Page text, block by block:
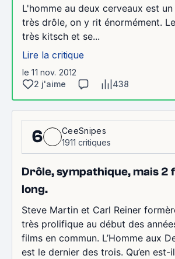
L'homme au deux cerveaux est
très drôle, on y rit énormément.
très kitsch et se...
Lire la critique
le 11 nov. 2012
2 j'aime
438
6
CeeSnipes
1911 critiques
Drôle, sympathique, mais 2
long.
Steve Martin et Carl Reiner
très prolifique au début des
films en commun. L’Homme aux
est le dernier des trois. Qu’en est-